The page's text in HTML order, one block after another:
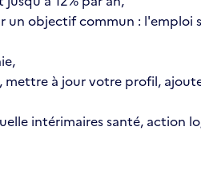
un objectif commun : l'emploi
à jour votre profil,
intérimaires santé, action